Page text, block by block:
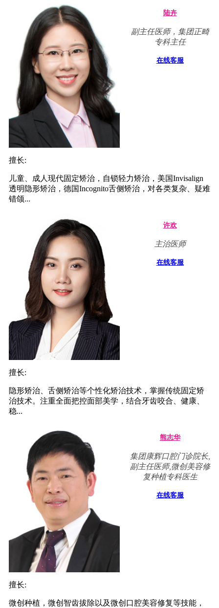
陆卉
副主任医师，集团正畸
专科主任
在线客服
擅长:
儿童、成人现代固定矫治，自锁轻力矫治，美国Invisalign
透明隐形矫治，德国Incognito舌侧矫治，对各类复杂、疑难
错颌...
许欢
主治医师
在线客服
擅长:
隐形矫治、舌侧矫治等个性化矫治技术，掌握传统固定矫
治技术。注重全面把控面部美学，结合牙齿咬合、健康、
稳...
熊志华
集团康辉口腔门诊院长,
副主任医师,微创美容修
复种植专科医生
在线客服
擅长:
微创种植，微创智齿拔除以及微创口腔美容修复等技能，